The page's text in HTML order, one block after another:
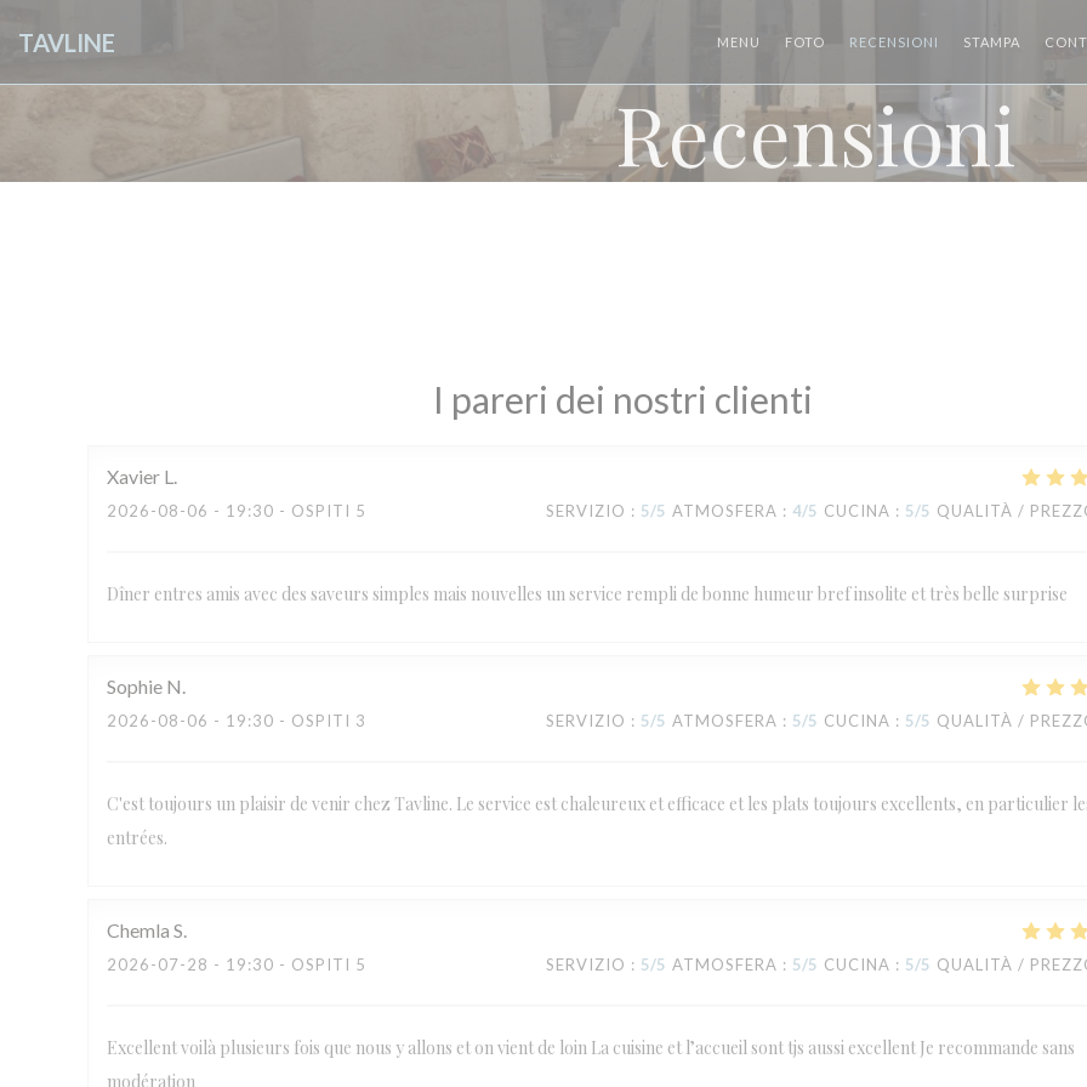
TAVLINE MENU FOTO RECENSIONI STAMPA
Recensioni
I pareri dei nostri clienti
Xavier L
2026-08-06 - 19:30 - OSPITI 5 SERVIZIO : 5/5 ATMOSFERA : 4/5 CUCINA : 5/5 QUALITÀ /
Dîner entres amis avec des saveurs simples mais nouvelles un service rempli de bonne humeur bref insolite et très belle surprise
Sophie N
2026-08-06 - 19:30 - OSPITI 3 SERVIZIO : 5/5 ATMOSFERA : 5/5 CUCINA : 5/5 QUALITÀ /
C'est toujours un plaisir de venir chez Tavline. Le service est chaleureux et efficace et les plats toujours excellents, en particulier
entrées.
Chemla S
2026-07-28 - 19:30 - OSPITI 5 SERVIZIO : 5/5 ATMOSFERA : 5/5 CUCINA : 5/5 QUALITÀ /
Excellent voilà plusieurs fois que nous y allons et on vient de loin La cuisine et l’accueil sont tjs aussi excellent Je recommande sans
modération